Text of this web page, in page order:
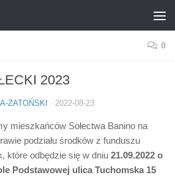
0
2023
ZATOŃSKI · 2022-08-23
mieszkańców Sołectwa Banino na
podziału środków z funduszu
które odbędzie się w dniu 21.09.2022 o
Podstawowej ulica Tuchomska 15